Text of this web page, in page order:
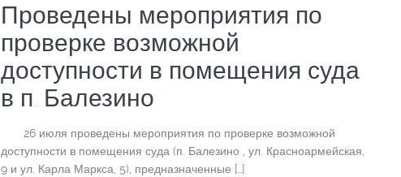
Проведены мероприятия по
проверке возможной
доступности в помещения суда
в п. Балезино
26 июля проведены мероприятия по проверке возможной
доступности в помещения суда (п. Балезино , ул. Красноармейская,
9 и ул. Карла Маркса, 5), предназначенные […]